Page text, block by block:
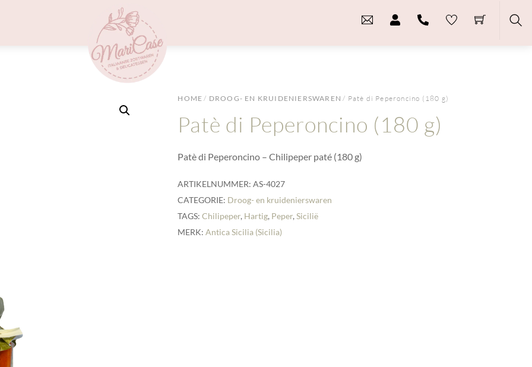
Menu
HOME / DROOG- EN KRUIDENIERSWAREN / Patè di Peperoncino (180 g)
Patè di Peperoncino (180 g)
Patè di Peperoncino – Chilipeper paté (180 g)
ARTIKELNUMMER:AS-4027
CATEGORIE: Droog- en kruidenierswaren
TAGS:Chilipeper, Hartig, Peper,Sicilië
MERK:Antica Sicilia (Sicilia)